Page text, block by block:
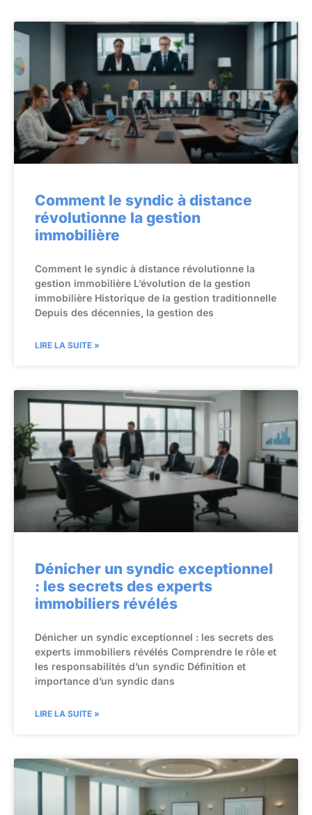
Comment le syndic à distance
révolutionne la gestion
immobilière
Comment le syndic à distance révolutionne la
gestion immobilière L’évolution de la gestion
immobilière Historique de la gestion traditionnelle
Depuis des décennies, la gestion des
LIRE LA SUITE »
Dénicher un syndic exceptionnel
: les secrets des experts
immobiliers révélés
Dénicher un syndic exceptionnel : les secrets des
experts immobiliers révélés Comprendre le rôle et
les responsabilités d’un syndic Définition et
importance d’un syndic dans
LIRE LA SUITE »